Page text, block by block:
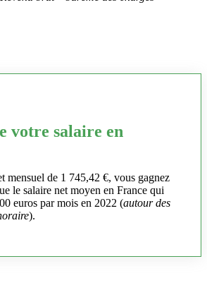
votre salaire en
mensuel de 1 745,42 €, vous gagnez
le salaire net moyen en France qui
euros par mois en 2022 (autour des
).